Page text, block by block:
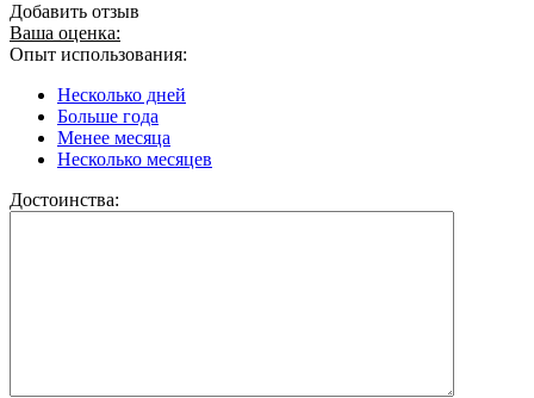
Добавить отзыв
Ваша оценка:
Опыт использования:
Несколько дней
Больше года
Менее месяца
Несколько месяцев
Достоинства: